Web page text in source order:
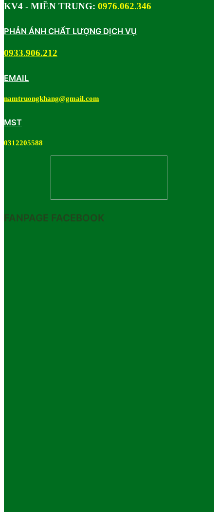
KV4 - MIỀN TRUNG: 0976.062.346
PHẢN ÁNH CHẤT LƯỢNG DỊCH VỤ
0933.906.212
EMAIL
namtruongkhang@gmail.com
MST
0312205588
FANPAGE FACEBOOK